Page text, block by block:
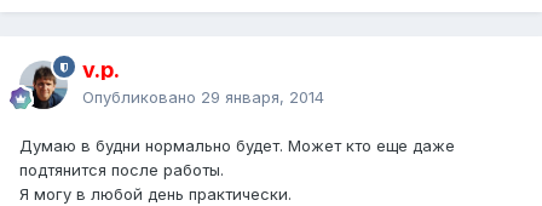
v.p.
Опубликовано 29 января, 2014
Думаю в будни нормально будет. Может кто еще даже
подтянится после работы.
Я могу в любой день практически.